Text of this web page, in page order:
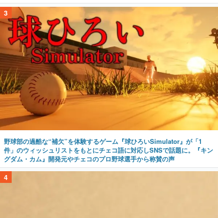
3
野球部の過酷な“補欠”を体験するゲーム『球ひろいSimulator』が「1
件」のウィッシュリストをもとにチェコ語に対応しSNSで話題に。『キン
グダム・カム』開発元やチェコのプロ野球選手から称賛の声
4